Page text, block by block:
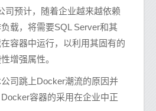
司预计，随着企业越来越依赖
载，将需要SQL Server和其
容器中运行，以利用其固有的
增强属性。
司跳上Docker潮流的原因并
容器的采用在企业中正